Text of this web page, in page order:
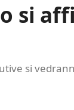
si
si